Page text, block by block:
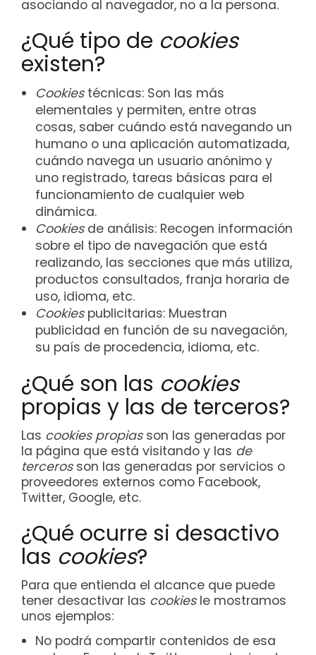
asociando al navegador, no a la persona.
¿Qué tipo de cookies
existen?
Cookiestécnicas: Son las más
elementales y permiten, entre otras
cosas, saber cuándo está navegando un
humano o una aplicación automatizada,
cuándo navega un usuario anónimo y
uno registrado, tareas básicas para el
funcionamiento de cualquier web
dinámica.
Cookiesde análisis: Recogen información
sobre el tipo de navegación que está
realizando, las secciones que más utiliza,
productos consultados, franja horaria de
uso, idioma, etc.
Cookiespublicitarias: Muestran
publicidad en función de su navegación,
su país de procedencia, idioma, etc.
¿Qué son las cookies
propias y las de terceros?
Las cookies propiasson las generadas por
la página que está visitando y las de
tercerosson las generadas por servicios o
proveedores externos como Facebook,
Twitter, Google, etc.
¿Qué ocurre si desactivo
las cookies?
Para que entienda el alcance que puede
tener desactivar las cookiesle mostramos
unos ejemplos:
No podrá compartir contenidos de esa